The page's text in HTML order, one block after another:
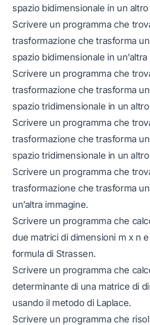
spazio bidimensionale in un
Scrivere un programma che
trasformazione che trasforma
spazio bidimensionale in un’altra
Scrivere un programma che
trasformazione che trasforma
spazio tridimensionale in un
Scrivere un programma che
trasformazione che trasforma
spazio tridimensionale in un
Scrivere un programma che
trasformazione che trasforma
un’altra immagine.
Scrivere un programma che
due matrici di dimensioni m x n
formula di Strassen.
Scrivere un programma che
determinante di una matrice di
usando il metodo di Laplace.
Scrivere un programma che